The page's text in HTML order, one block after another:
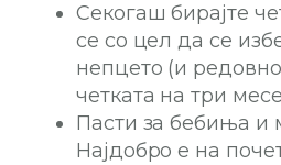
Секогаш бирајте
се со цел да се
непцето (и редовно
четката на три
Пасти за бебиња и
Најдобро е на